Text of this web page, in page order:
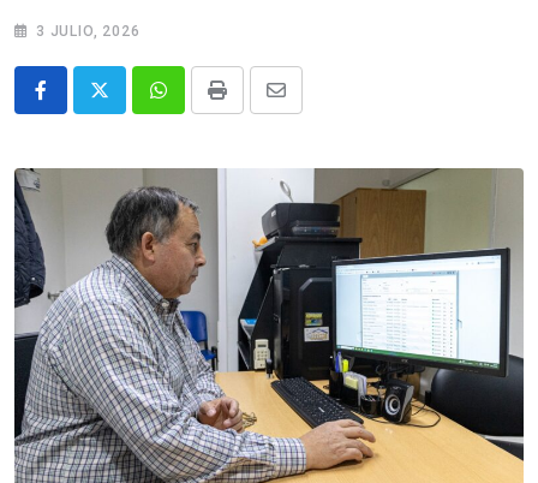
3 JULIO, 2026
WhatsappPrint
Share
Email